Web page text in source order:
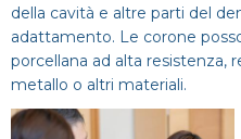
della cavità e altre parti del
adattamento. Le corone
porcellana ad alta resistenza,
metallo o altri materiali.